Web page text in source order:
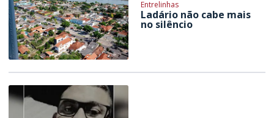
Entrelinhas
Ladário não cabe mais
no silêncio